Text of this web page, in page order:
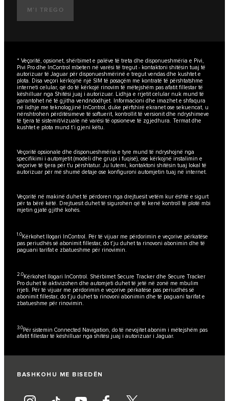
M’I TREGO
* Veçoritë, opsionet, shërbimet e palëve të treta dhe disponueshmëria e Pivi,
Pivi Pro dhe InControl mbeten në varësi të tregut - kontaktoni shitësin tuaj të
autorizuar të Jaguar për disponueshmërinë e tregut vendas dhe kushtet e
plota. Disa veçori kërkojnë një SIM të posaçëm me kontratë të përshtatshme
interneti celular, që do të kërkojë rinovim të mëtejshëm pas afatit fillestar të
këshilluar nga Shitësi juaj i autorizuar. Lidhja e rrjetit celular nuk mund të
garantohet në të gjitha vendndodhjet. Informacioni dhe imazhet e shfaqura
në lidhje me teknologjinë InControl, duke përfshirë ekranet ose sekuencat, u
nënshtrohen përditësimeve të softuerit, kontrollit të versionit dhe ndryshimeve
të tjera të sistemit/vizuale në varësi të opsioneve të zgjedhura. Termat dhe
kushtet e plota mund t’i gjeni këtu.
Veçoritë opsionale dhe disponueshmëria e tyre mund të ndryshojnë nga
specifikimi i automjetit (modeli dhe grupi i fuqisë), ose kërkojnë instalimin e
veçorive të tjera për t'u përshtatur. Ju lutemi, kontaktoni shitësin tuaj lokal të
autorizuar për më shumë detaje ose konfiguroni automjetin tuaj në internet.
Veçoritë në makinë duhet të përdoren nga drejtuesit vetëm kur është e sigurt
për ta bërë këtë. Drejtuesit duhet të sigurohen që të kenë kontroll të plotë mbi
mjetin gjatë gjithë kohës.
1.0Kërkohet llogari InControl. Për të vijuar me përdorimin e veçorive përkatëse
pas periudhës së abonimit fillestar, do t’ju duhet ta rinovoni abonimin dhe të
paguani tarifat e zbatueshme për rinovimin.
2.0Kërkohet llogari InControl. Shërbimet Secure Tracker dhe Secure Tracker
Pro duhet të aktivizohen dhe automjeti duhet të jetë në zonë me mbulim
rrjeti. Për të vijuar me përdorimin e veçorive përkatëse pas periudhës së
abonimit fillestar, do t’ju duhet ta rinovoni abonimin dhe të paguani tarifat e
zbatueshme për rinovimin.
3.0Për sistemin Connected Navigation, do të nevojitet abonim i mëtejshëm pas
afatit fillestar të këshilluar nga shitësi juaj i autorizuar i Jaguar.
BASHKOHU ME BISEDËN